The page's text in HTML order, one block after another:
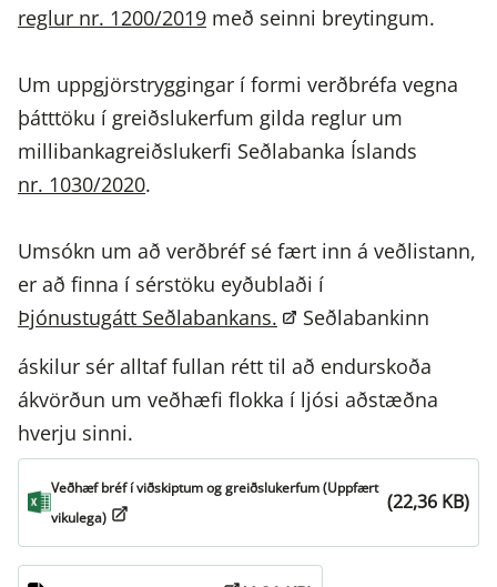
reglur nr. 1200/2019 með seinni breytingum.
Um uppgjörstryggingar í formi verðbréfa vegna
þátttöku í greiðslukerfum gilda reglur um
millibankagreiðslukerfi Seðlabanka Íslands
nr. 1030/2020.
Umsókn um að verðbréf sé fært inn á veðlistann,
er að finna í sérstöku eyðublaði í
Þjónustugátt Seðlabankans.
Seðlabankinn
áskilur sér alltaf fullan rétt til að endurskoða
ákvörðun um veðhæfi flokka í ljósi aðstæðna
hverju sinni.
Veðhæf bréf í viðskiptum og greiðslukerfum (Uppfært
vikulega)
(22,36 KB)